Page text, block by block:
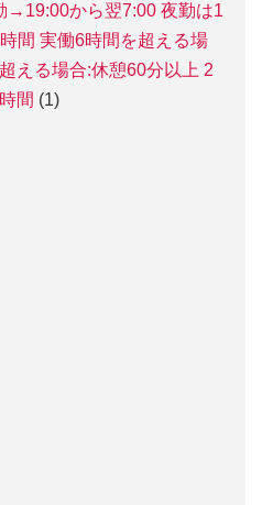
→19:00から翌7:00 夜勤は1
間 実働6時間を超える場
える場合:休憩60分以上 2
間 (1)